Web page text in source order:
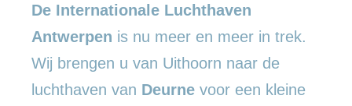
De Internationale Luchthaven
Antwerpen is nu meer en meer in trek.
Wij brengen u van Uithoorn naar de
luchthaven van Deurne voor een kleine